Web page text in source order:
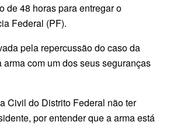
de 48 horas para entregar o
Federal (PF).
pela repercussão do caso da
com um dos seus seguranças
Civil do Distrito Federal não ter
por entender que a arma está